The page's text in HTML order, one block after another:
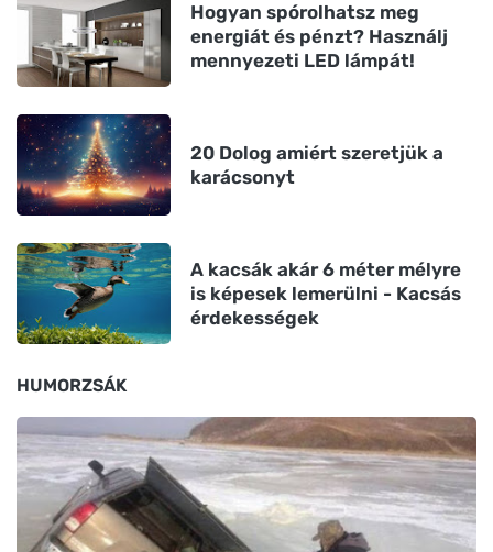
Hogyan spórolhatsz meg
energiát és pénzt? Használj
mennyezeti LED lámpát!
20 Dolog amiért szeretjük a
karácsonyt
A kacsák akár 6 méter mélyre
is képesek lemerülni - Kacsás
érdekességek
HUMORZSÁK